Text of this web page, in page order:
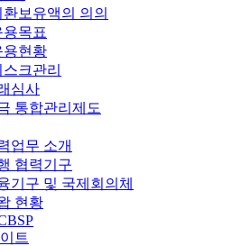
환보유액의 의의
용목표
용현황
스크관리
심사
통합관리제도
업무 소개
협력기구
기구 및 국제회의체
현황
트